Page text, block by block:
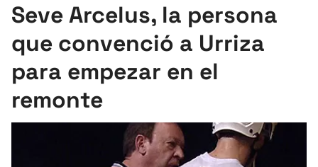
Pelota
Remo
Seve Arcelus, la persona
que convenció a Urriza
para empezar en el
remonte